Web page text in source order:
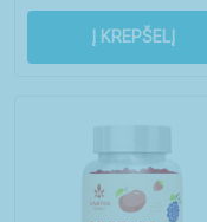
Į KREPŠELĮ